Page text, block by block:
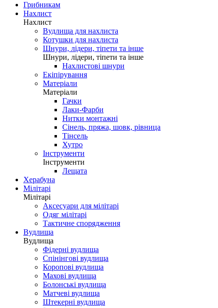
Грибникам
Нахлист
Нахлист
Вудлища для нахлиста
Котушки для нахлиста
Шнури, лідери, тіпети та інше
Шнури, лідери, тіпети та інше
Нахлистові шнури
Екіпірування
Матеріали
Матеріали
Гачки
Лаки-Фарби
Нитки монтажні
Сінель, пряжа, шовк, рівница
Тінсель
Хутро
Інструменти
Інструменти
Лещата
Херабуна
Мілітарі
Мілітарі
Аксесуари для мілітарі
Одяг мілітарі
Тактичне спорядження
Вудлища
Вудлища
Фідерні вудлища
Спінінгові вудлища
Коропові вудлища
Махові вудлища
Болонські вудлища
Матчеві вудлища
Штекерні вудлища